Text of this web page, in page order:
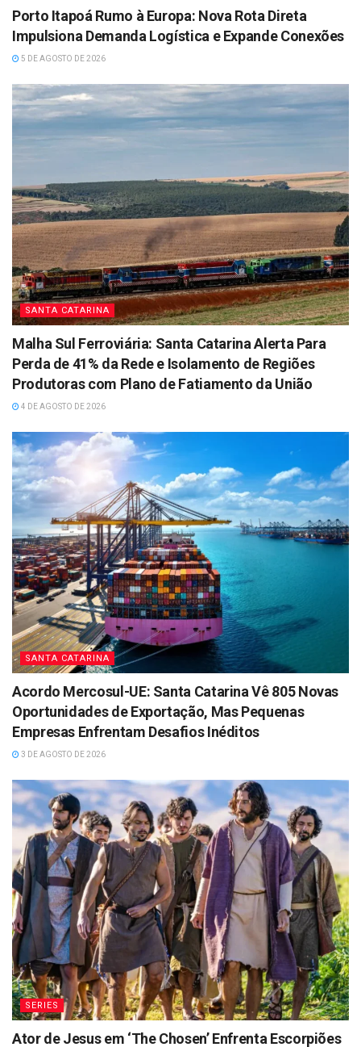
Porto Itapoá Rumo à Europa: Nova Rota Direta
Impulsiona Demanda Logística e Expande Conexões
5 DE AGOSTO DE 2026
SANTA CATARINA
Malha Sul Ferroviária: Santa Catarina Alerta Para
Perda de 41% da Rede e Isolamento de Regiões
Produtoras com Plano de Fatiamento da União
4 DE AGOSTO DE 2026
SANTA CATARINA
Acordo Mercosul-UE: Santa Catarina Vê 805 Novas
Oportunidades de Exportação, Mas Pequenas
Empresas Enfrentam Desafios Inéditos
3 DE AGOSTO DE 2026
SERIES
Ator de Jesus em ‘The Chosen’ Enfrenta Escorpiões